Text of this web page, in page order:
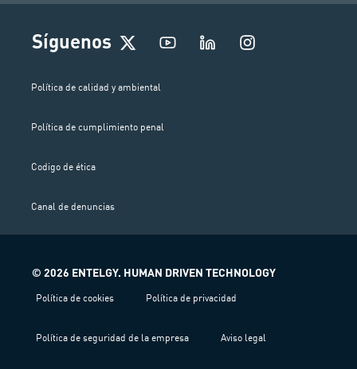
Síguenos
I
n
Política de calidad y ambiental
Política de cumplimiento penal
Codigo de ética
Canal de denuncias
© 2026 ENTELGY. HUMAN DRIVEN TECHNOLOGY
Política de cookies Política de privacidad
Política de seguridad de la empresa Aviso legal